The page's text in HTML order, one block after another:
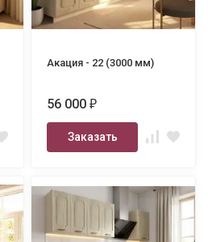
Акация - 22 (3000 мм)
56 000₽
Заказать